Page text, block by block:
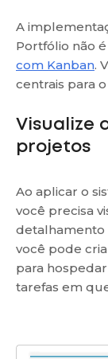
A
Portfólio não
com Kanban.
centrais para
Visualize
projetos
Ao aplicar o
você precisa
detalhamento
você pode
para
tarefas em